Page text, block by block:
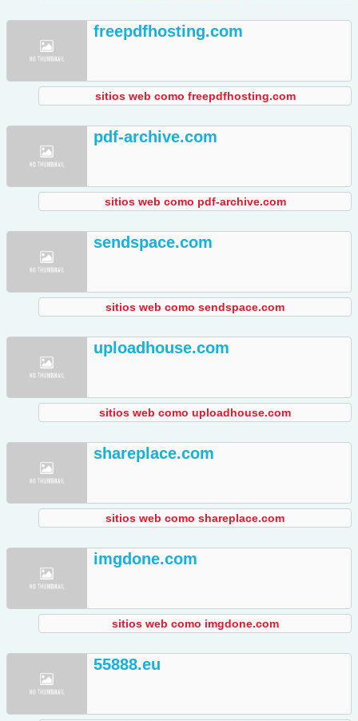
freepdfhosting.com
sitios web como freepdfhosting.com
pdf-archive.com
sitios web como pdf-archive.com
sendspace.com
sitios web como sendspace.com
uploadhouse.com
sitios web como uploadhouse.com
shareplace.com
sitios web como shareplace.com
imgdone.com
sitios web como imgdone.com
55888.eu